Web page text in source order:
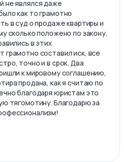
не являлся даже
как то грамотно
в суд о продаже квартиры и
сколько положено по закону.
в этих
грамотно составил иск, все
точно и в срок. Два
к мировому соглашению,
продана, как я считаю по
благодаря юристам это
тягомотину. Благодарю за